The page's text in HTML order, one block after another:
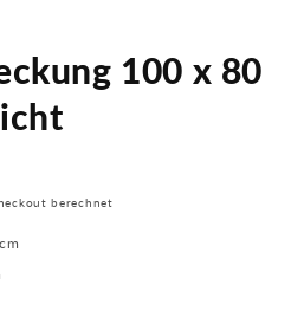
100 x 80
berechnet